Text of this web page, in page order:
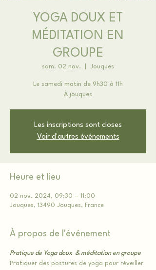
YOGA DOUX ET
MÉDITATION EN
GROUPE
sam. 02 nov. Jouques
Le samedi matin de 9h30 à 11h
À jouques
Les inscriptions sont closes
Voir d'autres événements
Heure et lieu
02 nov. 2024, 09:30 – 11:00
Jouques, 13490 Jouques, France
À propos de l'événement
Pratique de Yoga doux  & méditation en groupe
Pratiquer des postures de yoga pour réveiller